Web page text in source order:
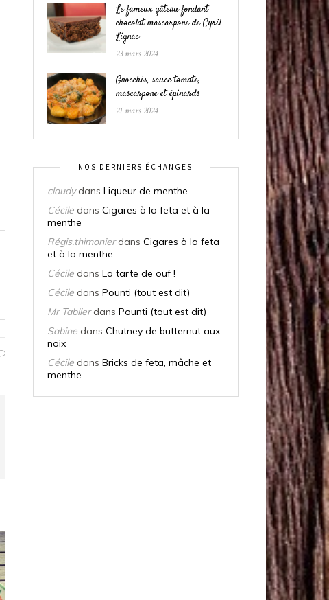
Le fameux gâteau fondant
chocolat mascarpone de Cyril
Lignac
23 mars 2024
Gnocchis, sauce tomate,
mascarpone et épinards
21 mars 2024
NOS DERNIERS ÉCHANGES
claudydans Liqueur de menthe
Cécile dans Cigares à la feta et à la
menthe
Régis.thimonierdans Cigares à la feta
et à la menthe
Cécile dans La tarte de ouf !
Cécile dans Pounti (tout est dit)
Mr Tablierdans Pounti (tout est dit)
Sabine dans Chutney de butternut aux
noix
Cécile dans Bricks de feta, mâche et
menthe